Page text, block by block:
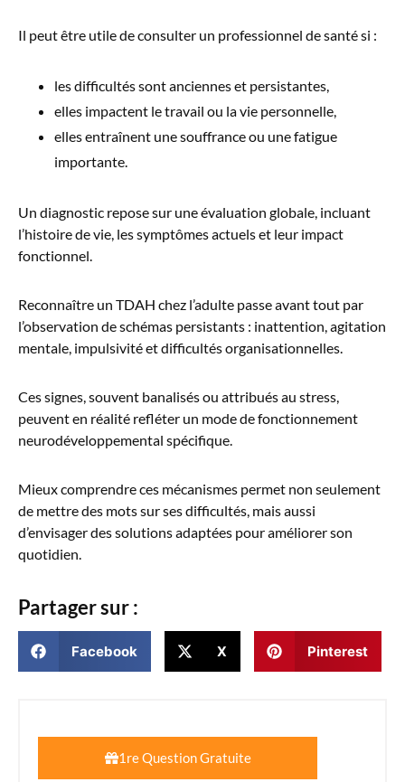
Il peut être utile de consulter un professionnel de santé si :
les difficultés sont anciennes et persistantes,
elles impactent le travail ou la vie personnelle,
elles entraînent une souffrance ou une fatigue
importante.
Un diagnostic repose sur une évaluation globale, incluant
l’histoire de vie, les symptômes actuels et leur impact
fonctionnel.
Reconnaître un TDAH chez l’adulte passe avant tout par
l’observation de schémas persistants : inattention, agitation
mentale, impulsivité et difficultés organisationnelles.
Ces signes, souvent banalisés ou attribués au stress,
peuvent en réalité refléter un mode de fonctionnement
neurodéveloppemental spécifique.
Mieux comprendre ces mécanismes permet non seulement
de mettre des mots sur ses difficultés, mais aussi
d’envisager des solutions adaptées pour améliorer son
quotidien.
Partager sur :
Facebook X Pinterest
1re Question Gratuite